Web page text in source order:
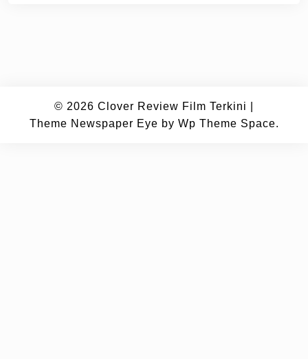
© 2026 Clover Review Film Terkini
Theme Newspaper Eye by Wp Theme Space.